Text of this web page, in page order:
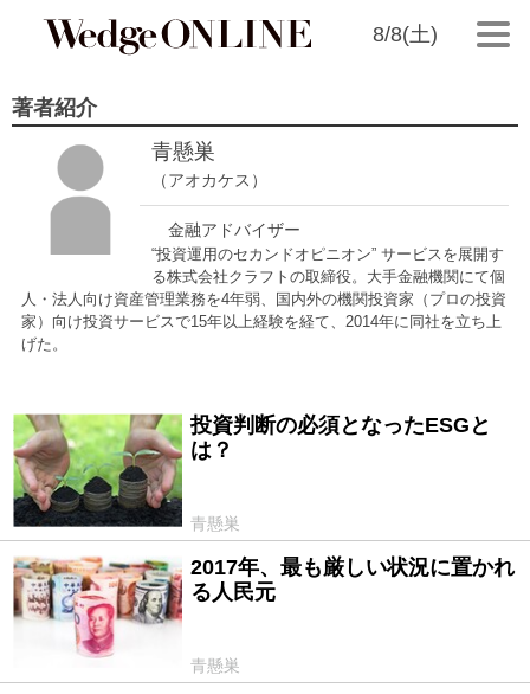
8/8(土)
著者紹介
青懸巣
（アオカケス）
金融アドバイザー
“投資運用のセカンドオピニオン” サービスを展開す
る株式会社クラフトの取締役。大手金融機関にて個
人・法人向け資産管理業務を4年弱、国内外の機関投資家（プロの投資
家）向け投資サービスで15年以上経験を経て、2014年に同社を立ち上
げた。
2017/01/07
投資判断の必須となったESGと
は？
青懸巣
2017/01/02
2017年、最も厳しい状況に置かれ
る人民元
青懸巣